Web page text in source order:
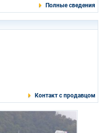
Полные сведения
Контакт с продавцом